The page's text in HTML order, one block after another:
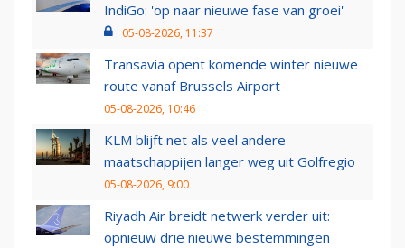
IndiGo: 'op naar nieuwe fase van groei'
05-08-2026, 11:37
Transavia opent komende winter nieuwe
route vanaf Brussels Airport
05-08-2026, 10:46
KLM blijft net als veel andere
maatschappijen langer weg uit Golfregio
05-08-2026, 9:00
Riyadh Air breidt netwerk verder uit:
opnieuw drie nieuwe bestemmingen